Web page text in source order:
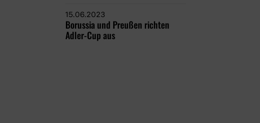
15.06.2023
Borussia und Preußen richten
Adler-Cup aus